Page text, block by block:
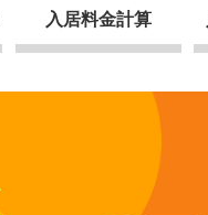
入居料金計算